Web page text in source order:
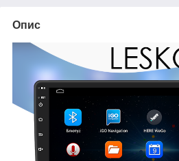
Опис